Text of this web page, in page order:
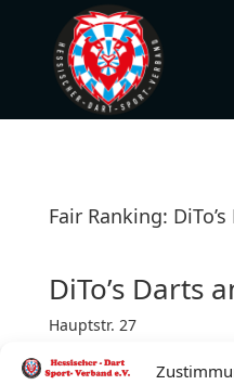
Fair Ranking:
DiTo’s Darts
Hauptstr. 27
Donnerstag (jeden)